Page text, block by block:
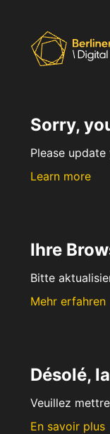
Sorry,
Please
Learn more
Ihre
Bitte
Mehr erfahren
Désolé,
Veuillez
En savoir plus